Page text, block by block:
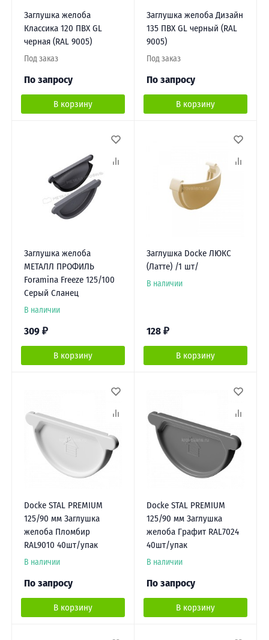
Заглушка желоба
Классика 120 ПВХ GL
черная (RAL 9005)
Под заказ
По запросу
В корзину
Заглушка желоба Дизайн
135 ПВХ GL черный (RAL
9005)
Под заказ
По запросу
В корзину
Заглушка желоба
МЕТАЛЛ ПРОФИЛЬ
Foramina Freeze 125/100
Серый Сланец
В наличии
309 ₽
В корзину
Заглушка Docke ЛЮКС
(Латте) /1 шт/
В наличии
128 ₽
В корзину
Docke STAL PREMIUM
125/90 мм Заглушка
желоба Пломбир
RAL9010 40шт/упак
В наличии
По запросу
В корзину
Docke STAL PREMIUM
125/90 мм Заглушка
желоба Графит RAL7024
40шт/упак
В наличии
По запросу
В корзину